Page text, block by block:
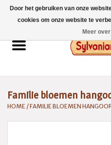
Home
Catalogus 2026
Familie bloemen
HOME /FAMILIE BLOEMEN
Door het gebruiken van onze
cookies om onze website te
Meer